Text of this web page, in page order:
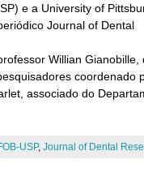
e a University of
Journal of Dental
Willian Gianobille,
coordenado
associado do
USP, Journal of Dental